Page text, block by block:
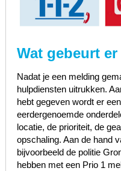
Wat gebeurt
Nadat je een melding
hulpdiensten uitrukken.
hebt gegeven wordt er
eerdergenoemde
locatie, de prioriteit, de
opschaling. Aan de hand
bijvoorbeeld de politie
hebben met een Prio 1